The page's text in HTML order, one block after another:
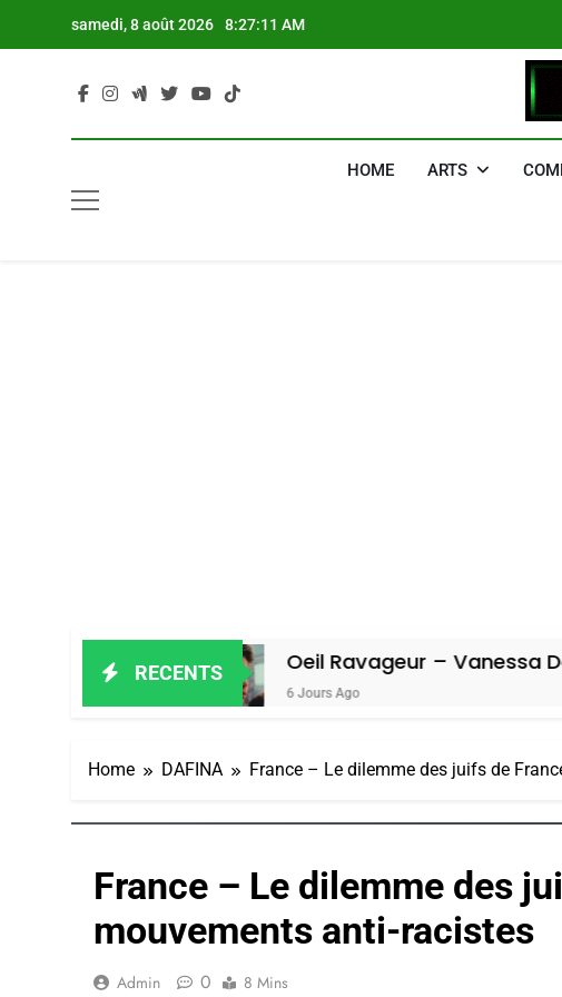
samedi, 8 août 2026 8:27:12 AM
HOME ARTS
RECENTS
Oeil Ravageur – Vanessa De Loya
Home DAFINA France – Le dilemme des juifs de
France – Le dilemme des
mouvements anti-racistes
Admin 0 8 Mins